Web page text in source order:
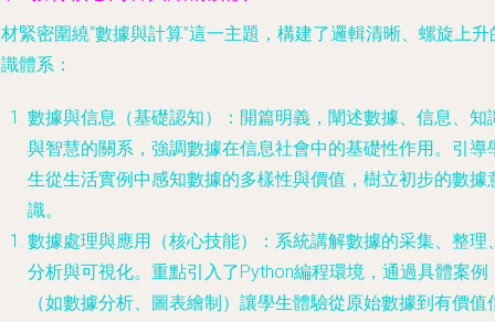
緊密圍繞“數據與計算”這一主題，構建了邏輯清晰、螺旋上升
體系：
數據與信息（基礎認知）
：開篇明義，闡述數據、信息、知
與智慧的關系，強調數據在信息社會中的基礎性作用。引導
生從生活實例中感知數據的多樣性與價值，樹立初步的數據
識。
數據處理與應用（核心技能）
：系統講解數據的采集、整理
分析與可視化。重點引入了Python編程環境，通過具體案例
（如數據分析、圖表繪制）讓學生體驗從原始數據到有價值